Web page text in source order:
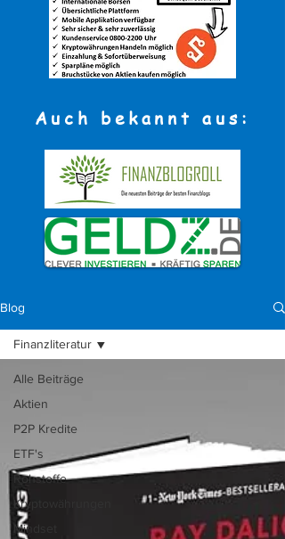
Auch bekannt aus:
Blog
Alle Beiträge
Aktien
P2P Kredite
ETF's
Rohstoffe
Kryptowährungen
Mindset
Finanzliteratur